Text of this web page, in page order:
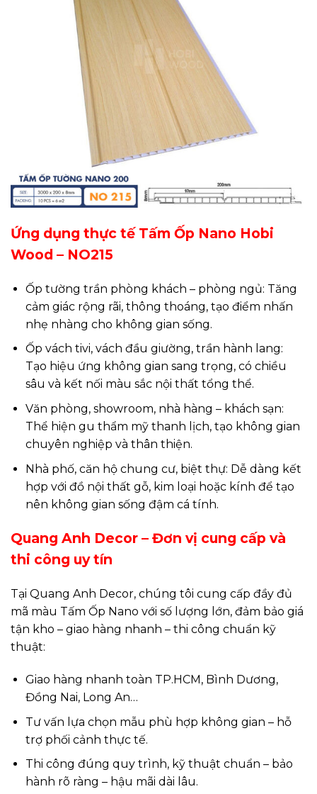
Ứng dụng thực tế Tấm Ốp Nano Hobi
Wood – NO215
Ốp tường trần phòng khách – phòng ngủ: Tăng
cảm giác rộng rãi, thông thoáng, tạo điểm nhấn
nhẹ nhàng cho không gian sống.
Ốp vách tivi, vách đầu giường, trần hành lang:
Tạo hiệu ứng không gian sang trọng, có chiều
sâu và kết nối màu sắc nội thất tổng thể.
Văn phòng, showroom, nhà hàng – khách sạn:
Thể hiện gu thẩm mỹ thanh lịch, tạo không gian
chuyên nghiệp và thân thiện.
Nhà phố, căn hộ chung cư, biệt thự: Dễ dàng kết
hợp với đồ nội thất gỗ, kim loại hoặc kính để tạo
nên không gian sống đậm cá tính.
Quang Anh Decor – Đơn vị cung cấp và
thi công uy tín
Tại Quang Anh Decor, chúng tôi cung cấp đầy đủ
mã màu Tấm Ốp Nano với số lượng lớn, đảm bảo giá
tận kho – giao hàng nhanh – thi công chuẩn kỹ
thuật:
Giao hàng nhanh toàn TP.HCM, Bình Dương,
Đồng Nai, Long An…
Tư vấn lựa chọn mẫu phù hợp không gian – hỗ
trợ phối cảnh thực tế.
Thi công đúng quy trình, kỹ thuật chuẩn – bảo
hành rõ ràng – hậu mãi dài lâu.